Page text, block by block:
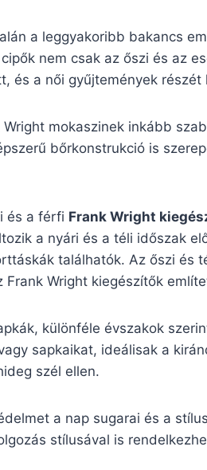
a leggyakoribb bakancs
nem csak az őszi és az
és a női gyűjtemények részét
mokaszinek inkább
bőrkonstrukció is
és a férfi Frank Wright
a nyári és a téli időszak
találhatók. Az őszi és
Wright kiegészítők
különféle évszakok
sapkaikat, ideálisak a
szél ellen.
a nap sugarai és a
stílusával is